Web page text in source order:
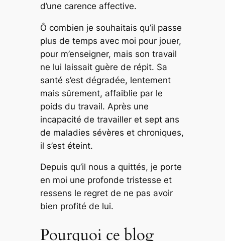
d’une carence affective.
Ô combien je souhaitais qu’il passe
plus de temps avec moi pour jouer,
pour m’enseigner, mais son travail
ne lui laissait guère de répit. Sa
santé s’est dégradée, lentement
mais sûrement, affaiblie par le
poids du travail. Après une
incapacité de travailler et sept ans
de maladies sévères et chroniques,
il s’est éteint.
Depuis qu’il nous a quittés, je porte
en moi une profonde tristesse et
ressens le regret de ne pas avoir
bien profité de lui.
Pourquoi ce blog